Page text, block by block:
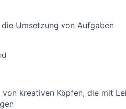
Umsetzung von Aufgaben
kreativen Köpfen, die mit